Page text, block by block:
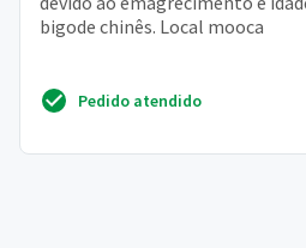
bigode chinês. Local mooca
Pedido atendido